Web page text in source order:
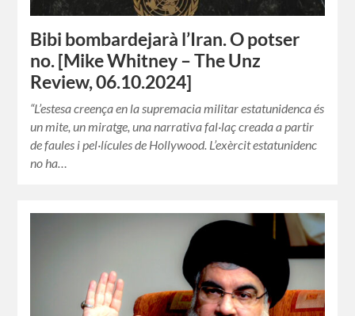
Bibi bombardejarà l’Iran. O potser
no. [Mike Whitney – The Unz
Review, 06.10.2024]
“L’estesa creença en la supremacia militar estatunidenca és
un mite, un miratge, una narrativa fal·laç creada a partir
de faules i pel·lícules de Hollywood. L’exèrcit estatunidenc
no ha…